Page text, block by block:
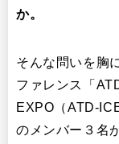
か。
そんな問いを胸
ファレンス「
EXPO（ATD-
のメンバー３名